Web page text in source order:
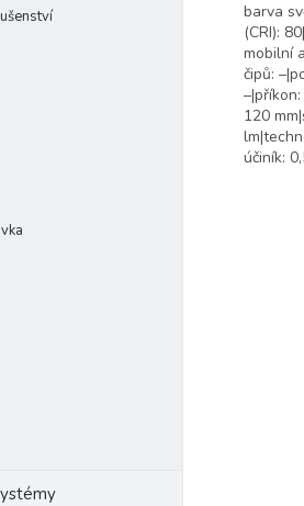
barva
(CRI):
mobilní
čipů:
120
účiník: